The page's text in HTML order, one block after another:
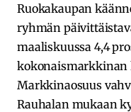
Ruokakaupan
ryhmän
maaliskuussa 4,4
kokonaismarkkinan
Markkinaosuus
Rauhalan mukaan